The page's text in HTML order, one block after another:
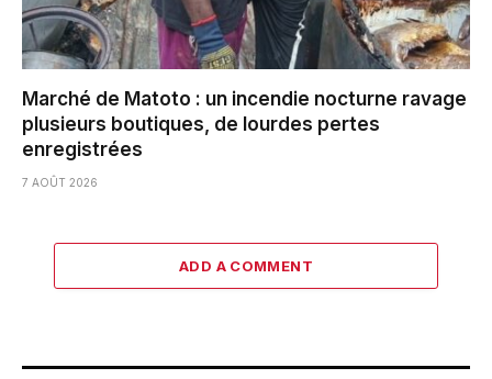
Marché de Matoto : un incendie nocturne ravage
plusieurs boutiques, de lourdes pertes
enregistrées
7 AOÛT 2026
ADD A COMMENT